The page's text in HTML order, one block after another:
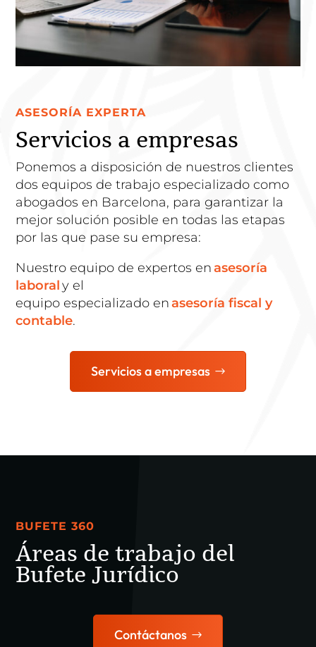
ASESORÍA EXPERTA
Servicios a empresas
Ponemos a disposición de nuestros clientes
dos equipos de trabajo especializado como
abogados en Barcelona, para garantizar la
mejor solución posible en todas las etapas
por las que pase su empresa:
Nuestro equipo de expertos enasesoría
laboraly el
equipo especializado enasesoría fiscal y
contable.
Servicios a empresas
BUFETE 360
Áreas de trabajo del
Bufete Jurídico
Contáctanos